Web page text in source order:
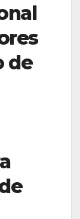
de